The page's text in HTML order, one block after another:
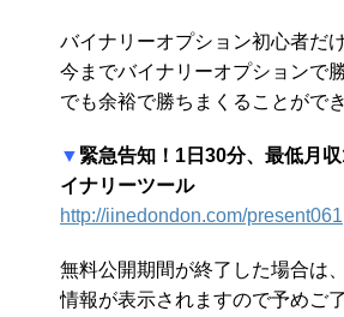
バイナリーオプション初心者だ
今までバイナリーオプションで
でも余裕で勝ちまくることができ
▼ 緊急告知！1日30分、最低月
イナリーツール
http://iinedondon.com/present061
無料公開期間が終了した場合は
情報が表示されますので予めご